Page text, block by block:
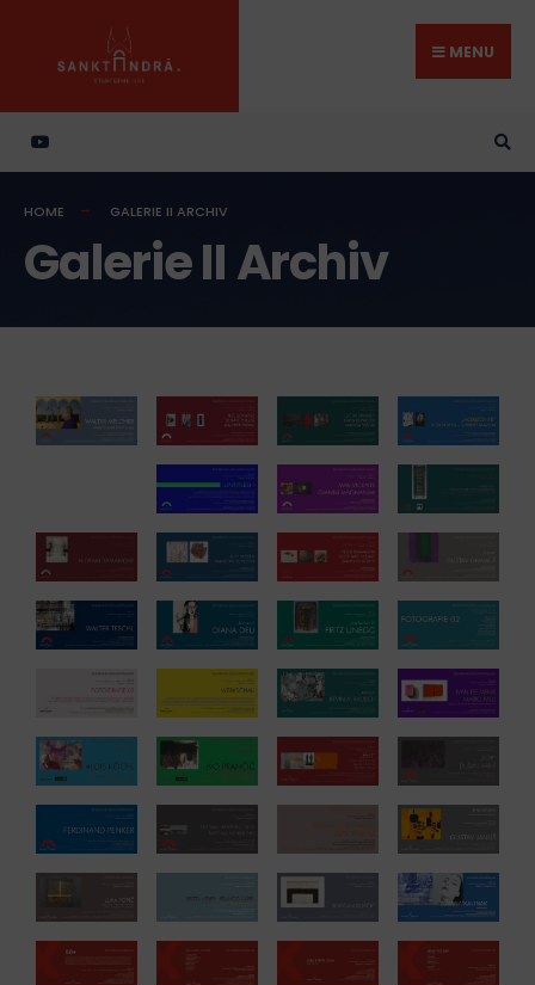
MENU
HOME GALERIE II ARCHIV
Galerie II Archiv